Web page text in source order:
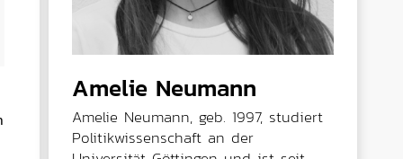
Amelie Neumann
Amelie Neumann, geb. 1997, studiert
Politikwissenschaft an der